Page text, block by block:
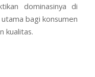
dominasinya di
bagi konsumen
kualitas.